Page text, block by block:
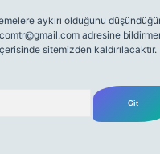
aykırı olduğunu
adresine
sitemizden kaldırılacaktır.